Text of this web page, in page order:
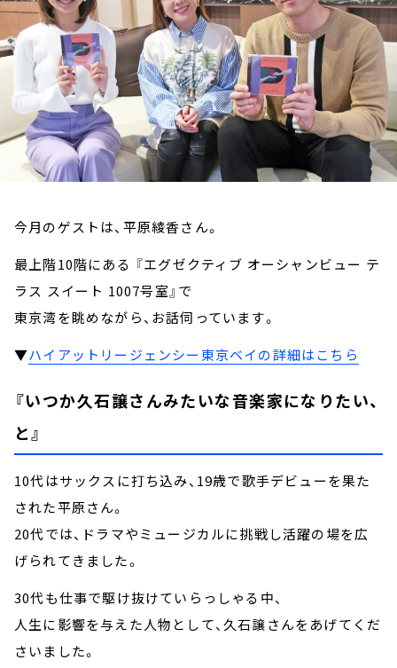
今月のゲストは、平原綾香さん。
最上階10階にある 『エグゼクティブ オーシャンビュー テ
ラス スイート 1007号室』で
東京湾を眺めながら、お話伺っています。
▼ハイアットリージェンシー東京ベイの詳細はこちら
『いつか久石譲さんみたいな音楽家になりたい、
と』
10代はサックスに打ち込み、19歳で歌手デビューを果た
された平原さん。
20代では、ドラマやミュージカルに挑戦し活躍の場を広
げられてきました。
30代も仕事で駆け抜けていらっしゃる中、
人生に影響を与えた人物として、久石譲さんをあげてくだ
さいました。